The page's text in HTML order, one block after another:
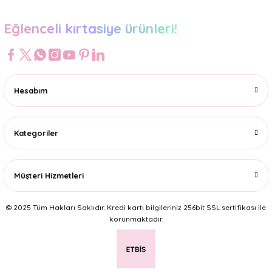
Eğlenceli kırtasiye ürünleri!
Hesabım
Kategoriler
Müşteri Hizmetleri
© 2025 Tüm Hakları Saklıdır. Kredi kartı bilgileriniz 256bit SSL sertifikası ile
korunmaktadır.